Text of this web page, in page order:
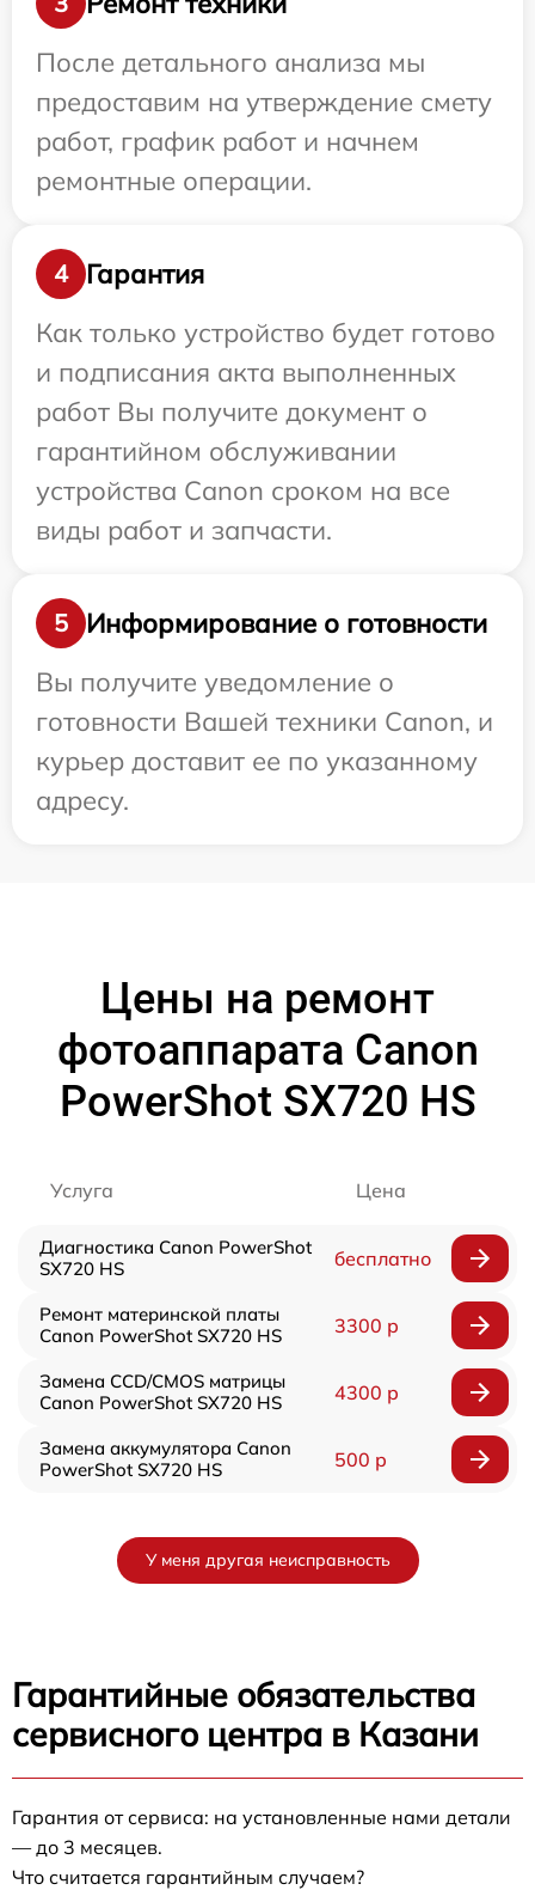
После детального анализа мы
предоставим на утверждение смету
работ, график работ и начнем
ремонтные операции.
4
Гарантия
Как только устройство будет готово
и подписания акта выполненных
работ Вы получите документ о
гарантийном обслуживании
устройства Canon сроком на все
виды работ и запчасти.
5
Информирование о готовности
Вы получите уведомление о
готовности Вашей техники Canon, и
курьер доставит ее по указанному
адресу.
Цены на ремонт
фотоаппарата Canon
PowerShot SX720 HS
Услуга Цена
Диагностика Canon PowerShot
SX720 HS
бесплатно
Ремонт материнской платы
Canon PowerShot SX720 HS
3300 р
Замена CCD/CMOS матрицы
Canon PowerShot SX720 HS
4300 р
Замена аккумулятора Canon
PowerShot SX720 HS
500 р
У меня другая неисправность
Гарантийные обязательства
сервисного центра в Казани
Гарантия от сервиса: на установленные нами детали
— до 3 месяцев.
Что считается гарантийным случаем?